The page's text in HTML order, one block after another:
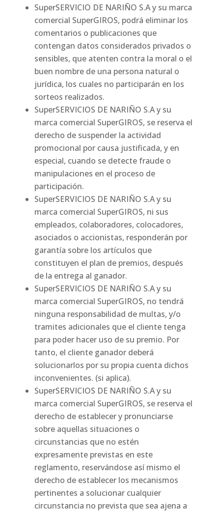
SuperSERVICIO DE NARIÑO S.A y su marca
comercial SuperGIROS, podrá eliminar los
comentarios o publicaciones que
contengan datos considerados privados o
sensibles, que atenten contra la moral o el
buen nombre de una persona natural o
jurídica, los cuales no participarán en los
sorteos realizados.
SuperSERVICIOS DE NARIÑO S.A y su
marca comercial SuperGIROS, se reserva el
derecho de suspender la actividad
promocional por causa justificada, y en
especial, cuando se detecte fraude o
manipulaciones en el proceso de
participación.
SuperSERVICIOS DE NARIÑO S.A y su
marca comercial SuperGIROS, ni sus
empleados, colaboradores, colocadores,
asociados o accionistas, responderán por
garantía sobre los artículos que
constituyen el plan de premios, después
de la entrega al ganador.
SuperSERVICIOS DE NARIÑO S.A y su
marca comercial SuperGIROS, no tendrá
ninguna responsabilidad de multas, y/o
tramites adicionales que el cliente tenga
para poder hacer uso de su premio. Por
tanto, el cliente ganador deberá
solucionarlos por su propia cuenta dichos
inconvenientes. (si aplica).
SuperSERVICIOS DE NARIÑO S.A y su
marca comercial SuperGIROS, se reserva el
derecho de establecer y pronunciarse
sobre aquellas situaciones o
circunstancias que no estén
expresamente previstas en este
reglamento, reservándose así mismo el
derecho de establecer los mecanismos
pertinentes a solucionar cualquier
circunstancia no prevista que sea ajena a